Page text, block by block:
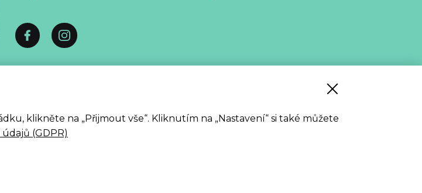
klikněte na „Přijmout vše“. Kliknutím na „Nastavení“ si také můžete
(GDPR)
ALLE 2026